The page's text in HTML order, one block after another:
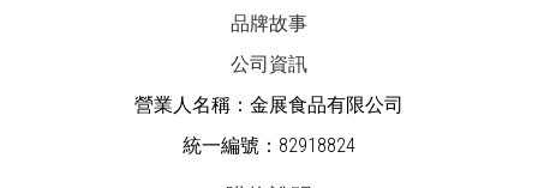
品牌故事
公司資訊
營業人名稱：金展食品有限公司
統一編號：82918824